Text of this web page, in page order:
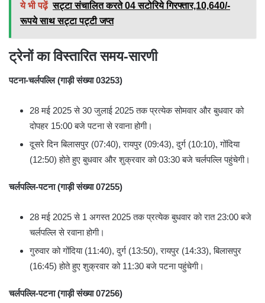
ये भी पढ़ें सट्टा संचालित करते 04 सटोरिये गिरफ्तार,10,640/-
रूपये साथ सट्टा पट्टी जप्त
ट्रेनों का विस्तारित समय-सारणी
पटना-चर्लपल्लि (गाड़ी संख्या 03253)
28 मई 2025 से 30 जुलाई 2025 तक प्रत्येक सोमवार और बुधवार को
दोपहर 15:00 बजे पटना से रवाना होगी।
दूसरे दिन बिलासपुर (07:40), रायपुर (09:43), दुर्ग (10:10), गोंदिया
(12:50) होते हुए बुधवार और शुक्रवार को 03:30 बजे चर्लपल्लि पहुंचेगी।
चर्लपल्लि-पटना (गाड़ी संख्या 07255)
28 मई 2025 से 1 अगस्त 2025 तक प्रत्येक बुधवार को रात 23:00 बजे
चर्लपल्लि से रवाना होगी।
गुरुवार को गोंदिया (11:40), दुर्ग (13:50), रायपुर (14:33), बिलासपुर
(16:45) होते हुए शुक्रवार को 11:30 बजे पटना पहुंचेगी।
चर्लपल्लि-पटना (गाड़ी संख्या 07256)